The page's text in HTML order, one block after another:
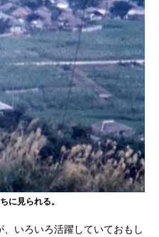
に見られる。
いろいろ活躍していておもし